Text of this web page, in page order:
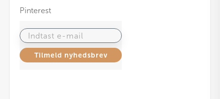
Pinterest
Indtast e-mail
Tilmeld nyhedsbrev